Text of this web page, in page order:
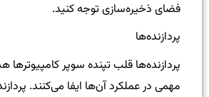
فضای ذخیره‌سازی توجه کنید.
پردازنده‌ها
پردازنده‌ها قلب تپنده سوپر
مهمی در عملکرد آن‌ها ایفا می‌کنند.